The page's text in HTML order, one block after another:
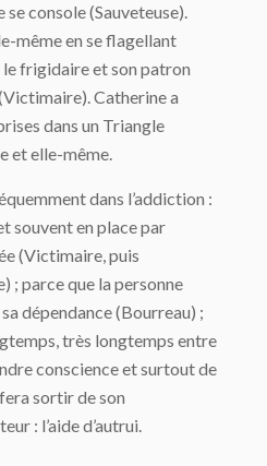
console (Sauveteuse).
même en se flagellant
le frigidaire et son patron
Catherine a
dans un Triangle
et elle-même.
dans l’addiction :
souvent en place par
(Victimaire, puis
; parce que la personne
dépendance (Bourreau) ;
très longtemps entre
conscience et surtout de
sortir de son
: l’aide d’autrui.